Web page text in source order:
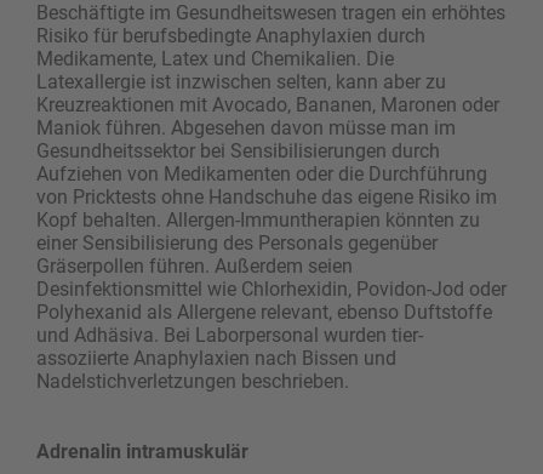
Beschäftigte im Gesundheitswesen tragen ein erhöhtes
Risiko für berufsbedingte Anaphylaxien durch
Medikamente, Latex und Chemikalien. Die
Latexallergie ist inzwischen selten, kann aber zu
Kreuzreaktionen mit Avocado, Bananen, Maronen oder
Maniok führen. Abgesehen davon müsse man im
Gesundheitssektor bei Sensibilisierungen durch
Aufziehen von Medikamenten oder die Durchführung
von Pricktests ohne Handschuhe das eigene Risiko im
Kopf behalten. Allergen-Immuntherapien könnten zu
einer Sensibilisierung des Personals gegenüber
Gräserpollen führen. Außerdem seien
Desinfektionsmittel wie Chlorhexidin, Povidon-Jod oder
Polyhexanid als Allergene relevant, ebenso Duftstoffe
und Adhäsiva. Bei Laborpersonal wurden tier­
assoziierte Anaphylaxien nach Bissen und
Nadelstichverletzungen beschrieben.
Adrenalin intramuskulär